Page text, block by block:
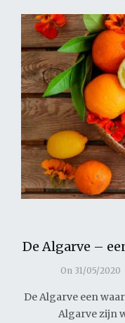
De Algarve –
On 31/05/2020
De Algarve een
Algarve zijn